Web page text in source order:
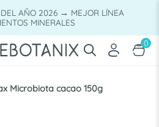
DEL AÑO 2026 → MEJOR LÍNEA
MINERALES
0
Microbiota cacao 150g